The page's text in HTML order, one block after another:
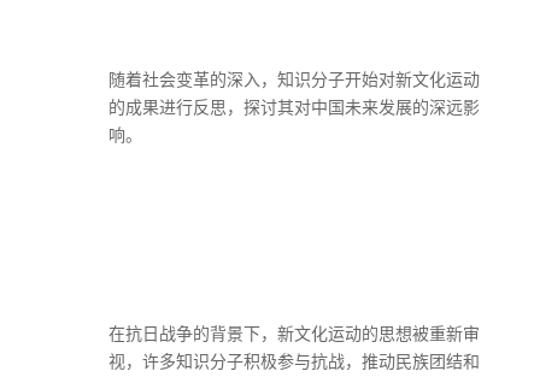
随着社会变革的深入，知识分子开始对新文化运动
的成果进行反思，探讨其对中国未来发展的深远影
响。
在抗日战争的背景下，新文化运动的思想被重新审
视，许多知识分子积极参与抗战，推动民族团结和